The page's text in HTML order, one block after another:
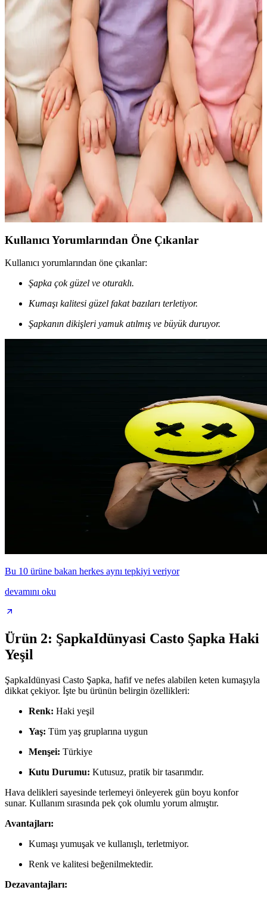
Krem rengi şapka, nötr tonu ve çok yönlülüğüyle her mevsim şıklık
sunar. Farklı modeller ve malzemelerle kombinlenebilen bu
aksesuar, günlük ve özel günlerde stilinize zarafet katar.
BebeciBurada Kız Bebek Fiyonklu Bone: Şık ve
Rahat Yazlık Bebek Aksesuarı
BebeciBurada'nın pamuklu, yumuşak ve şık fiyonklu bone'u, 0-12
ay arası bebekler için ideal, hafif ve esnek yapısıyla rahatlık sağlar,
tarzını tamamlar ve ebeveynlerin beğenisini kazanır.
Cherub Baby Çift Kat Fiyonklu Bebek Bone: Şık ve
Fonksiyonel Bebek Aksesuarı
%100 pamuklu, çift kat fiyonk detaylı bebek bone, şık tasarımı ve
yüksek kalitesiyle günlük kullanım için ideal, rahat ve koruyucu bir
bebek aksesuarıdır.
Kullanıcı Yorumlarından Öne Çıkanlar
Kullanıcı yorumlarından öne çıkanlar:
Şapka çok güzel ve oturaklı.
Kumaşı kalitesi güzel fakat bazıları terletiyor.
Şapkanın dikişleri yamuk atılmış ve büyük duruyor.
Bu 10 ürüne bakan herkes aynı tepkiyi veriyor
devamını oku
Ürün 2: ŞapkaIdünyasi Casto Şapka Haki
Yeşil
ŞapkaIdünyasi Casto Şapka, hafif ve nefes alabilen keten kumaşıyla
dikkat çekiyor. İşte bu ürünün belirgin özellikleri:
Renk: Haki yeşil
Yaş: Tüm yaş gruplarına uygun
Menşei: Türkiye
Kutu Durumu: Kutusuz, pratik bir tasarımdır.
Hava delikleri sayesinde terlemeyi önleyerek gün boyu konfor
sunar. Kullanım sırasında pek çok olumlu yorum almıştır.
Avantajları:
Kumaşı yumuşak ve kullanışlı, terletmiyor.
Renk ve kalitesi beğenilmektedir.
Dezavantajları: